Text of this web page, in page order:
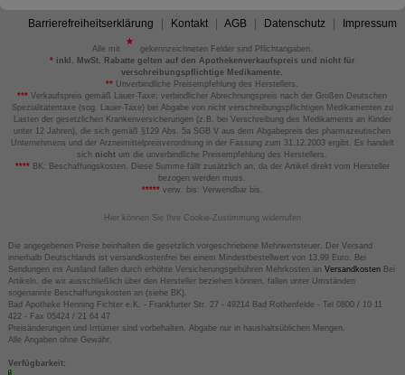
Barrierefreiheitserklärung Kontakt AGB Datenschutz Impressum
Alle mit
gekennzeichneten Felder sind Pflichtangaben.
*inkl. MwSt. Rabatte gelten auf den Apothekenverkaufspreis und nicht für
verschreibungspflichtige Medikamente.
** Unverbindliche Preisempfehlung des Herstellers.
*** Verkaufspreis gemäß Lauer-Taxe; verbindlicher Abrechnungspreis nach der Großen Deutschen
Spezialitätentaxe (sog. Lauer-Taxe) bei Abgabe von nicht verschreibungspflichtigen Medikamenten zu
Lasten der gesetzlichen Krankenversicherungen (z.B. bei Verschreibung des Medikaments an Kinder
unter 12 Jahren), die sich gemäß §129 Abs. 5a SGB V aus dem Abgabepreis des pharmazeutischen
Unternehmens und der Arzneimittelpreisverordnung in der Fassung zum 31.12.2003 ergibt. Es handelt
sich nicht um die unverbindliche Preisempfehlung des Herstellers.
****BK: Beschaffungskosten. Diese Summe fällt zusätzlich an, da der Artikel direkt vom Hersteller
bezogen werden muss.
*****verw. bis: Verwendbar bis.
Hier können Sie Ihre Cookie-Zustimmung widerrufen
Die angegebenen Preise beinhalten die gesetzlich vorgeschriebene Mehrwertsteuer. Der Versand
innerhalb Deutschlands ist versandkostenfrei bei einem Mindestbestellwert von 13,99 Euro. Bei
Sendungen ins Ausland fallen durch erhöhte Versicherungsgebühren Mehrkosten an VersandkostenBei
Artikeln, die wir ausschließlich über den Hersteller beziehen können, fallen unter Umständen
sogenannte Beschaffungskosten an (siehe BK).
Bad Apotheke Henning Fichter e.K. - Frankfurter Str. 27 - 49214 Bad Rothenfelde - Tel 0800 / 10 11
422 - Fax 05424 / 21 64 47
Preisänderungen und Irrtümer sind vorbehalten. Abgabe nur in haushaltsüblichen Mengen.
Alle Angaben ohne Gewähr.
Verfügbarkeit: